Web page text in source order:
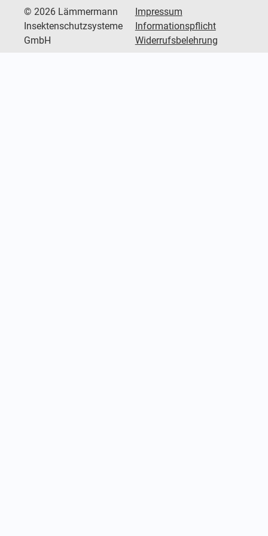
© 2026 Lämmermann
Insektenschutzsysteme
GmbH
Impressum
Informationspflicht
Widerrufsbelehrung